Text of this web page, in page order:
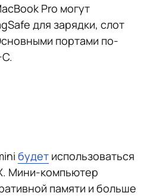
Pro могут
для зарядки, слот
портами по-
будет использоваться
Мини-компьютер
памяти и больше